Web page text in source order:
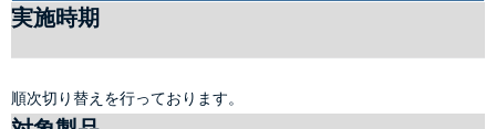
実施時期
順次切り替えを行っております。